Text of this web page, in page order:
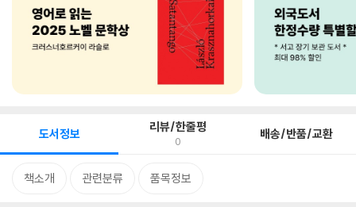
도서정보 리뷰/한줄평
0 배송/반품/교환
책소개 관련분류 품목정보